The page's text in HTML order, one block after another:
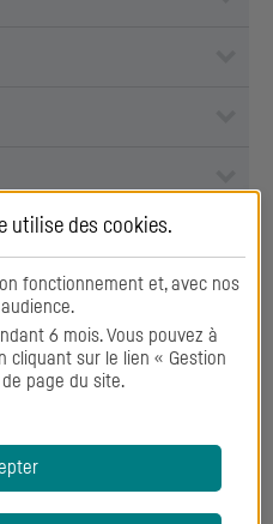
utilise des cookies.
fonctionnement et, avec nos
6 mois. Vous pouvez à
cliquant sur le lien « Gestion
page du site.